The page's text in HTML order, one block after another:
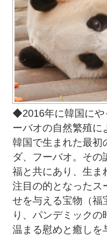
◆2016年に韓国にや
ーバオの自然繁殖に
韓国で生まれた最初
ダ、フーバオ。その
福と共にあり、生ま
注目の的となったス
せを与える宝物（福
り、パンデミック
温まる慰めと癒しを